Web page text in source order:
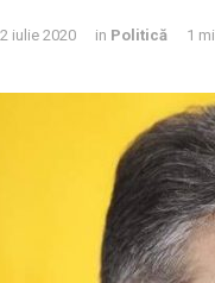
iulie 2020 in Politică 1